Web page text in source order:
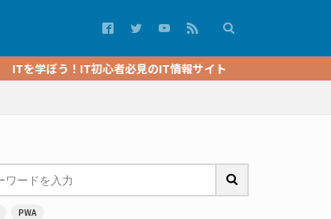
ITを学ぼう！IT初心者必見のIT情報サイト
PWA